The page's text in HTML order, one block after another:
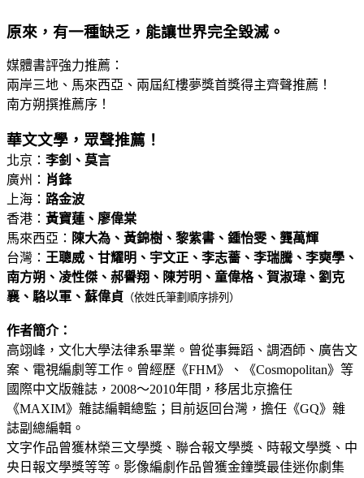
原來，有一種缺乏，能讓世界完全毀滅。
媒體書評強力推薦：
兩岸三地、馬來西亞、兩屆紅樓夢獎首獎得主齊聲推薦！
南方朔撰推薦序！
華文文學，眾聲推薦！
北京： 李釗、莫言
廣州： 肖鋒
上海： 路金波
香港： 黃寶蓮、廖偉棠
馬來西亞： 陳大為、黃錦樹、黎紫書、鍾怡雯、龔萬輝
台灣： 王聰威、甘耀明、宇文正、李志薔、李瑞騰、李奭學、
南方朔、凌性傑、郝譽翔、陳芳明、童偉格、賀淑瑋、劉克
襄、駱以軍、蘇偉貞 （依姓氏筆劃順序排列）
作者簡介：
高翊峰，文化大學法律系畢業。曾從事舞蹈、調酒師、廣告文
案、電視編劇等工作。曾經歷《FHM》、《Cosmopolitan》等
國際中文版雜誌，2008～2010年間，移居北京擔任
《MAXIM》雜誌編輯總監；目前返回台灣，擔任《GQ》雜
誌副總編輯。
文字作品曾獲林榮三文學獎、聯合報文學獎、時報文學獎、中
央日報文學獎等等。影像編劇作品曾獲金鐘獎最佳迷你劇集